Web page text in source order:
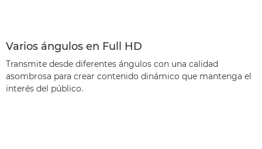
Varios ángulos en Full HD
Transmite desde diferentes ángulos con una calidad
asombrosa para crear contenido dinámico que mantenga el
interés del público.